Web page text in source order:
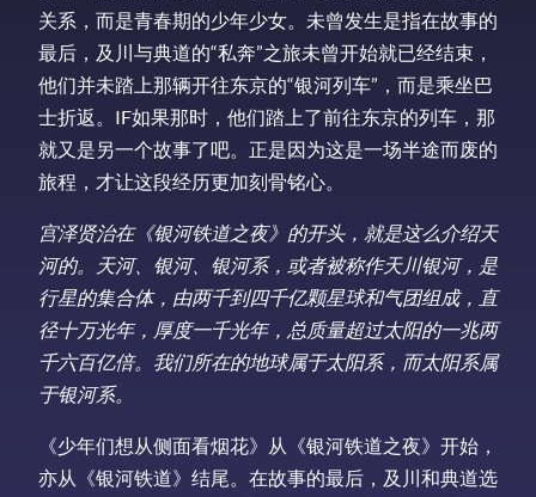
关系，而是青春期的少年少女。未曾发生是指在故事的
最后，及川与典道的“私奔”之旅未曾开始就已经结束，
他们并未踏上那辆开往东京的“银河列车”，而是乘坐巴
士折返。IF如果那时，他们踏上了前往东京的列车，那
就又是另一个故事了吧。正是因为这是一场半途而废的
旅程，才让这段经历更加刻骨铭心。
宫泽贤治在《银河铁道之夜》的开头，就是这么介绍天
河的。天河、银河、银河系，或者被称作天川银河，是
行星的集合体，由两千到四千亿颗星球和气团组成，直
径十万光年，厚度一千光年，总质量超过太阳的一兆两
千六百亿倍。我们所在的地球属于太阳系，而太阳系属
于银河系。
《少年们想从侧面看烟花》从《银河铁道之夜》开始，
亦从《银河铁道》结尾。在故事的最后，及川和典道选